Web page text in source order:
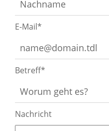
E-Mail*
Betreff*
Nachricht